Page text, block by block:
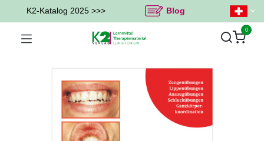
K2-Katalog 2025 >>> Blog
0